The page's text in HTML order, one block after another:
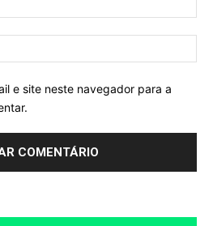
e site neste navegador para a